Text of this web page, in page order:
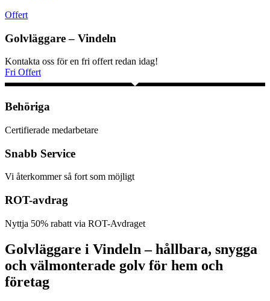
Offert
Golvläggare – Vindeln
Kontakta oss för en fri offert redan idag!
Fri Offert
Behöriga
Certifierade medarbetare
Snabb Service
Vi återkommer så fort som möjligt
ROT-avdrag
Nyttja 50% rabatt via ROT-Avdraget
Golvläggare i Vindeln – hållbara, snygga
och välmonterade golv för hem och
företag